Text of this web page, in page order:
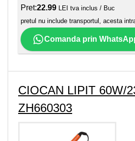
Pret:22.99 LEI tva inclus / Buc
pretul nu include transportul, acesta
Comanda prin
CIOCAN LIPIT 60W/
ZH660303